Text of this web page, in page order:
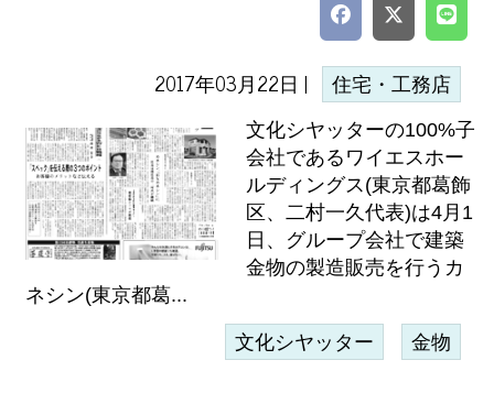
2017年03月22日 | 住宅・工務店
文化シヤッターの100%子
会社であるワイエスホー
ルディングス(東京都葛飾
区、二村一久代表)は4月1
日、グループ会社で建築
金物の製造販売を行うカ
ネシン(東京都葛...
文化シヤッター 金物